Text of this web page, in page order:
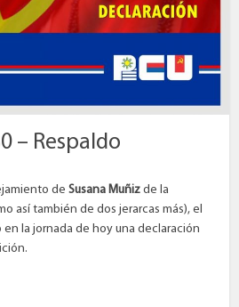
– Respaldo
deSusana Muñiz de la
así también de dos jerarcas más), el
en la jornada de hoy una declaración